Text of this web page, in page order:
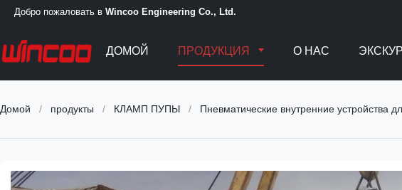
Добро пожаловать в Wincoo Engineering Co., Ltd.
ДОМОЙ ПРОДУКЦИЯ О НАС
Домой / продукты / КЛАМП ПУПЫ / Пневматические внутренние устройства